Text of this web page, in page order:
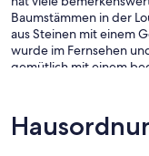
Baumstämmen in der
aus Steinen mit einem
wurde im Fernsehen
gemütlich mit einem
Das Zimmer hat auch